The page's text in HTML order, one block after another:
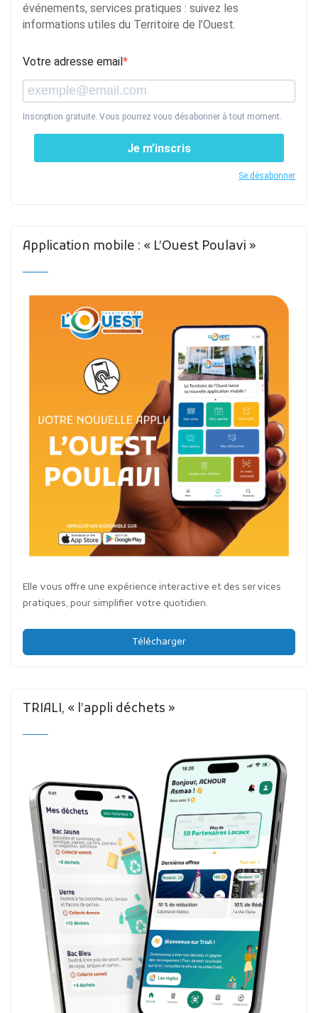
événements, services pratiques : suivez les
informations utiles du Territoire de l’Ouest.
Votre adresse email
Inscription gratuite. Vous pourrez vous désabonner à tout moment.
Je m’inscris
Se désabonner
Application mobile : « L’Ouest Poulavi »
Elle vous offre une expérience interactive et des services
pratiques, pour simplifier votre quotidien.
Télécharger
TRIALI, « l’appli déchets »